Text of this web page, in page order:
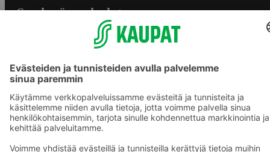
S-ryhmän palvelut
Yhteishyvä Ruoka -sovellus
S-ostoslista -sovellus
Prisma.fi
Sokos.fi
S-Pankki